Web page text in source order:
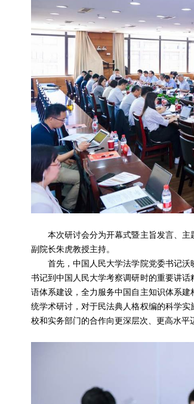
本次研讨会分为开幕式暨主旨发言、主
副院长朱虎教授主持。
首先，中国人民大学法学院党委书记沃
书记到中国人民大学考察调研时的重要讲
语体系建设，全力服务中国自主知识体系
统学术研讨，对于民法典人格权编的科学
校和实务部门的合作向更深层次、更高水平